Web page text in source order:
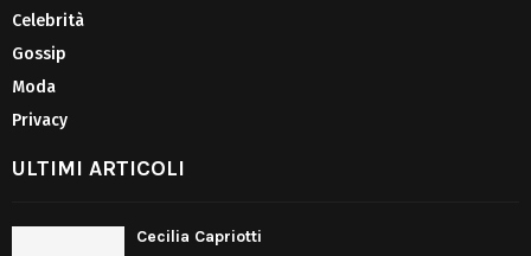
Celebrità
Gossip
Moda
Privacy
ULTIMI ARTICOLI
Cecilia Capriotti